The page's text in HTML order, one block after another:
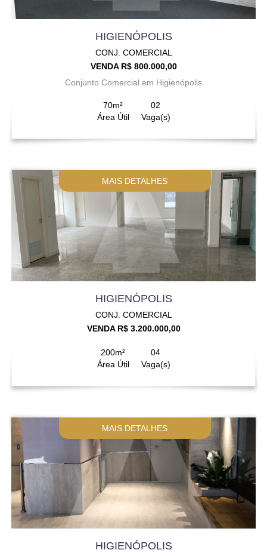
HIGIENÓPOLIS
CONJ. COMERCIAL
VENDA R$ 800.000,00
Conjunto Comercial em Higienópolis
70m²
Área Útil
02
Vaga(s)
MAIS DETALHES
HIGIENÓPOLIS
CONJ. COMERCIAL
VENDA R$ 3.200.000,00
200m²
Área Útil
04
Vaga(s)
MAIS DETALHES
HIGIENÓPOLIS